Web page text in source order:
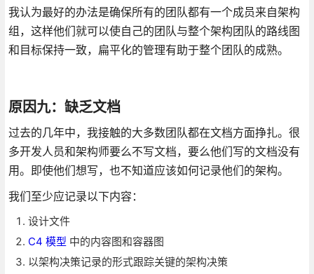
我认为最好的办法是确保所有的团队都有一个成员来自架构
组，这样他们就可以使自己的团队与整个架构团队的路线图
和目标保持一致，扁平化的管理有助于整个团队的成熟。
原因九：缺乏文档
过去的几年中，我接触的大多数团队都在文档方面挣扎。很
多开发人员和架构师要么不写文档，要么他们写的文档没有
用。即使他们想写，也不知道应该如何记录他们的架构。
我们至少应记录以下内容：
设计文件
C4 模型 中的内容图和容器图
以架构决策记录的形式跟踪关键的架构决策